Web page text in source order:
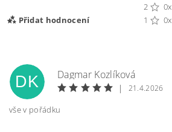
Přidat hodnocení
2
0x
1
0x
DK
Dagmar Kozlíková
|
21.4.2026
vše v pořádku